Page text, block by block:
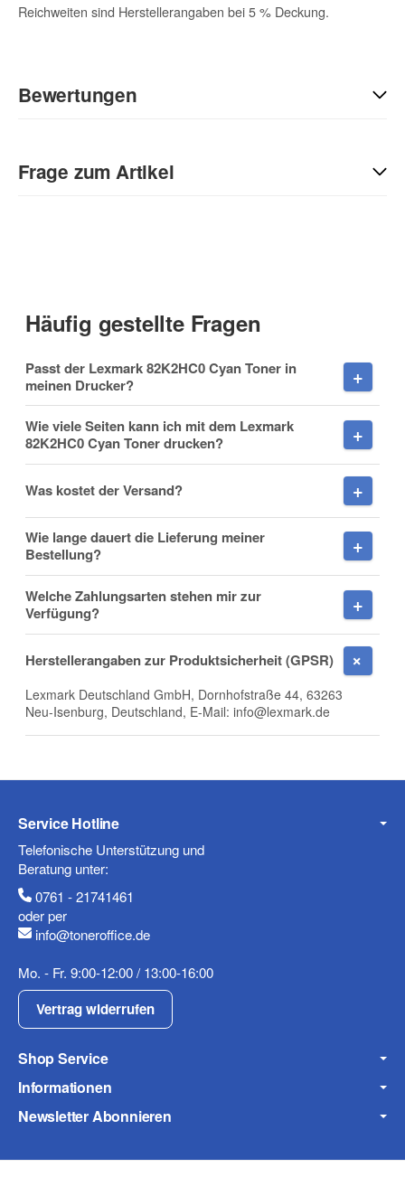
Reichweiten sind Herstellerangaben bei 5 % Deckung.
Bewertungen
Sie Anderen bei der Kaufentscheidung:
Frage zum Artikel
Nachname
Firma
Mobiltelefon
Frage zum Artikel
Ihre Frage
Häufig gestellte Fragen
Passt der Lexmark 82K2HC0 Cyan Toner in
meinen Drucker?
Wie viele Seiten kann ich mit dem Lexmark
82K2HC0 Cyan Toner drucken?
Was kostet der Versand?
Wie lange dauert die Lieferung meiner
Bestellung?
Welche Zahlungsarten stehen mir zur
Verfügung?
Herstellerangaben zur Produktsicherheit (GPSR)
Lexmark Deutschland GmbH, Dornhofstraße 44, 63263
Neu-Isenburg, Deutschland, E-Mail: info@lexmark.de
Service Hotline
Telefonische Unterstützung und
Beratung unter:
0761 - 21741461
oder per
info@toneroffice.de
Mo. - Fr. 9:00-12:00 / 13:00-16:00
Vertrag widerrufen
Shop Service
Informationen
Newsletter Abonnieren